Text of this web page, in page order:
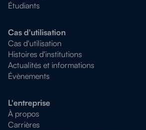
Étudiants
Cas d'utilisation
Cas d'utilisation
Histoires d'institutions
Actualités et informations
Évènements
L'entreprise
À propos
Carrières